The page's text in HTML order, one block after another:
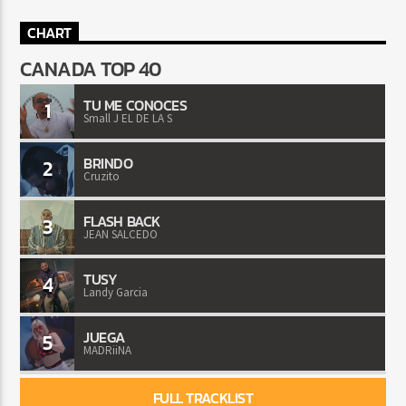
CHART
CANADA TOP 40
1 TU ME CONOCES
Small J EL DE LA S
2 BRINDO
Cruzito
3 FLASH BACK
JEAN SALCEDO
4 TUSY
Landy Garcia
5 JUEGA
MADRiiNA
FULL TRACKLIST